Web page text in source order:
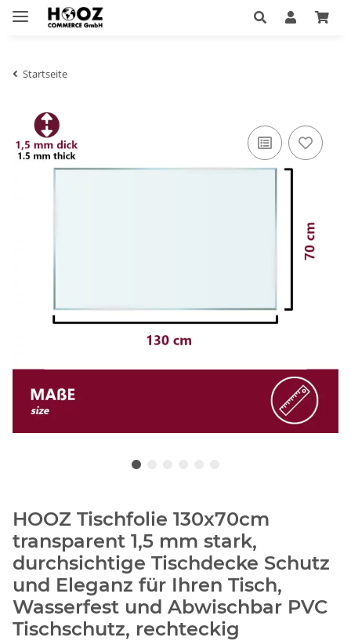
Startseite
HOOZ Tischfolie 130x70cm
transparent 1,5 mm stark,
durchsichtige Tischdecke Schutz
und Eleganz für Ihren Tisch,
Wasserfest und Abwischbar PVC
Tischschutz, rechteckig